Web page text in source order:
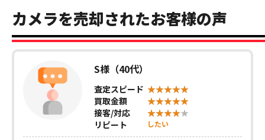
カメラを売却されたお客様の声
S様（40代）
査定スピード
買取金額
接客/対応
リピート
したい